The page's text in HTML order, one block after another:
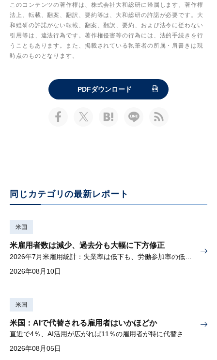
このコンテンツの著作権は、株式会社大和総研に帰属します。著作権
法上、転載、翻案、翻訳、要約等は、大和総研の許諾が必要です。大
和総研の許諾がない転載、翻案、翻訳、要約、および法令に従わない
引用等は、違法行為です。著作権侵害等の行為には、法的手続きを行
うこともあります。また、掲載されている執筆者の所属・肩書きは現
時点のものとなります。
PDFダウンロード
同じカテゴリの最新レポート
米国
米雇用者数は減少、過去分も大幅に下方修正
2026年08月10日
米国
米国：AIで代替される雇用者はいかほどか
直近で4％、AI活用が広がれば11％の雇用者が特に代替されやすい
2026年08月05日